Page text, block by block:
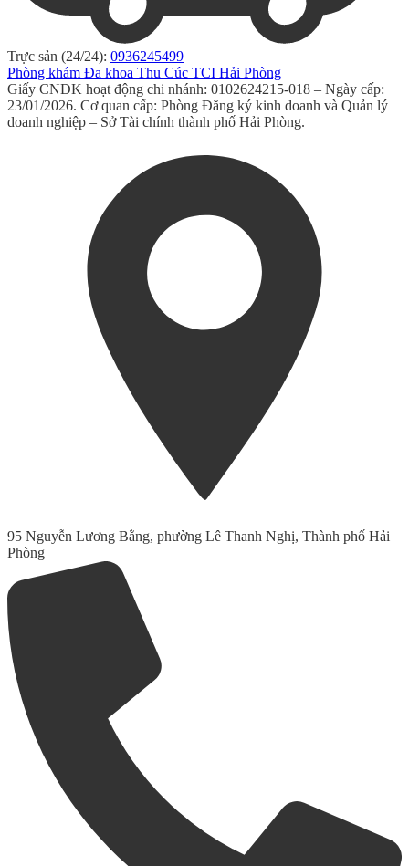
Trực sản (24/24): 0936245499
Phòng khám Đa khoa Thu Cúc TCI Hải Phòng
Giấy CNĐK hoạt động chi nhánh: 0102624215-018 – Ngày cấp:
23/01/2026. Cơ quan cấp: Phòng Đăng ký kinh doanh và Quản lý
doanh nghiệp – Sở Tài chính thành phố Hải Phòng.
95 Nguyễn Lương Bằng, phường Lê Thanh Nghị, Thành phố Hải
Phòng